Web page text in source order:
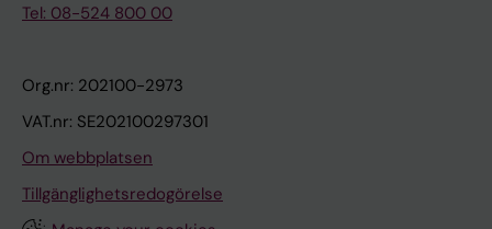
Tel: 08-524 800 00
Org.nr: 202100-2973
VAT.nr: SE202100297301
Om webbplatsen
Tillgänglighetsredogörelse